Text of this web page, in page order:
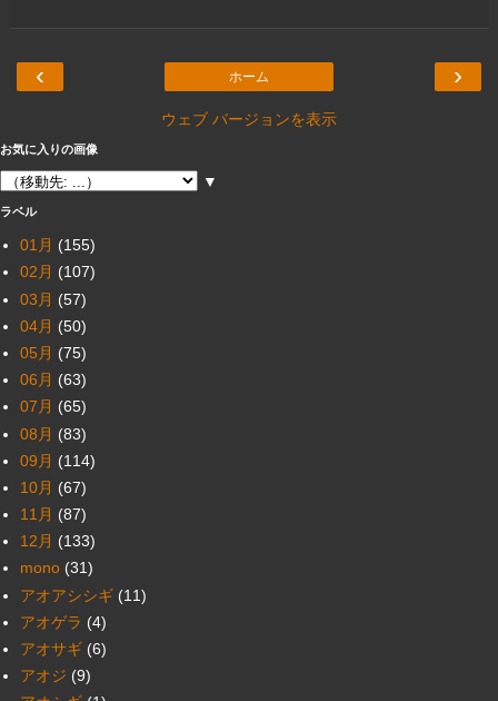
‹ ›
ホーム
ウェブ バージョンを表示
お気に入りの画像
▼
ラベル
01月 (155)
02月 (107)
03月 (57)
04月 (50)
05月 (75)
06月 (63)
07月 (65)
08月 (83)
09月 (114)
10月 (67)
11月 (87)
12月 (133)
mono (31)
アオアシシギ (11)
アオゲラ (4)
アオサギ (6)
アオジ (9)